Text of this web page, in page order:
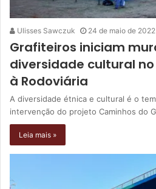
Ulisses Sawczuk 24 de maio de 2022
Grafiteiros iniciam
diversidade cultural
à Rodoviária
A diversidade étnica e cultural é o
intervenção do projeto Caminhos do
Leia mais »